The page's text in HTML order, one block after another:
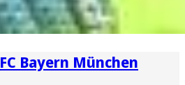
FC Bayern München